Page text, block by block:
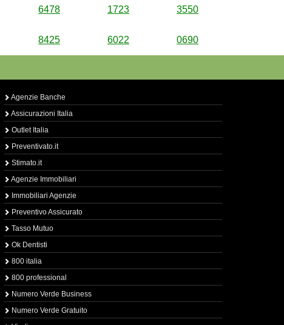
6478 1723 3550
8425 6022 0690
Agenzie Banche
Assicurazioni Italia
Outlet Italia
Preventivato.it
Stimato.it
Agenzie Immobiliari
Immobiliari Agenzie
Preventivo Assicurato
Tasso Mutuo
Ok Dentisti
800 italia
800 professional
Numero Verde Business
Numero Verde Gratuito